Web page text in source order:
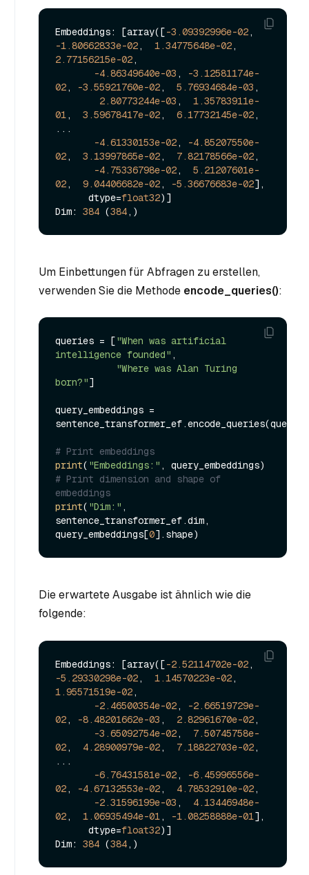
Embeddings: [array([-3.09392996e-02
-1.80662833e-02, 1.34775648e-02
2.77156215e-02,
-4.86349640e-03 ,
-3.12581174e-
02, -3.55921760e-02, 5.76934684e-03 ,
2.80773244e-03 , 1.35783911e-
01, 3.59678417e-02, 6.17732145e-02,
...
-4.61330153e-02,
-4.85207550e-
02, 3.13997865e-02, 7.82178566e-02,
-4.75336798e-02, 5.21207601e-
02, 9.04406682e-02, -5.36676683e-02],
      dtype=
float32)]
Dim: 384 (384
Um Einbettungen für Abfragen zu erstellen,
verwenden Sie die Methode encode_queries():
queries = ["When was artificial
intelligence founded" ,
"Where was Alan Turing
born?"]
query_embeddings =
# Print embeddings
print( "Embeddings:"
# Print dimension and shape of
embeddings
print( "Dim:" ,
sentence_transformer_ef.dim,
query_embeddings[0
Die erwartete Ausgabe ist ähnlich wie die
folgende:
Embeddings: [array([-2.52114702e-02
-5.29330298e-02, 1.14570223e-02
1.95571519e-02,
-2.46500354e-02,
-2.66519729e-
02, -8.48201662e-03 , 2.82961670e-02,
-3.65092754e-02, 7.50745758e-
02, 4.28900979e-02, 7.18822703e-02,
...
-6.76431581e-02,
-6.45996556e-
02, -4.67132553e-02, 4.78532910e-02,
-2.31596199e-03 , 4.13446948e-
02, 1.06935494e-01, -1.08258888e-01],
      dtype=
float32)]
Dim: 384 (384